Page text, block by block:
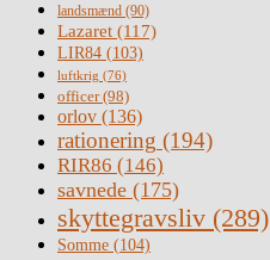
landsmænd (90)
Lazaret (117)
LIR84 (103)
luftkrig (76)
officer(98)
orlov (136)
rationering (194)
RIR86 (146)
savnede (175)
skyttegravsliv (289)
Somme (104)